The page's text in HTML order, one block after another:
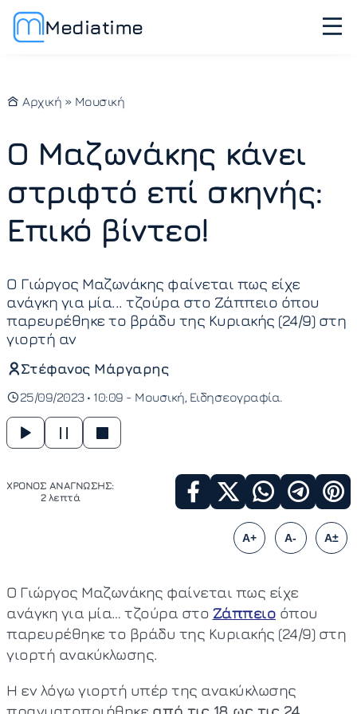
Mediatime
Αρχική » Μουσική
Ο Μαζωνάκης κάνει
στριφτό επί σκηνής:
Επικό βίντεο!
Ο Γιώργος Μαζωνάκης φαίνεται πως είχε
ανάγκη για μία... τζούρα στο Ζάππειο όπου
παρευρέθηκε το βράδυ της Κυριακής (24/9) στη
γιορτή αν
Στέφανος Μάργαρης
25/09/2023 • 10:09 - Μουσική Ειδησεογραφία
ΧΡΟΝΟΣ ΑΝΑΓΝΩΣΗΣ:
2 λεπτά
A+ A- A±
Ο Γιώργος Μαζωνάκης φαίνεται πως είχε
ανάγκη για μία… τζούρα στο Ζάππειο όπου
παρευρέθηκε το βράδυ της Κυριακής (24/9) στη
γιορτή ανακύκλωσης.
Η εν λόγω γιορτή υπέρ της ανακύκλωσης